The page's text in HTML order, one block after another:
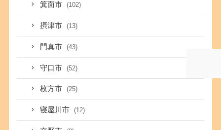
箕面市 (102)
摂津市 (13)
門真市 (43)
守口市 (52)
枚方市 (25)
寝屋川市 (12)